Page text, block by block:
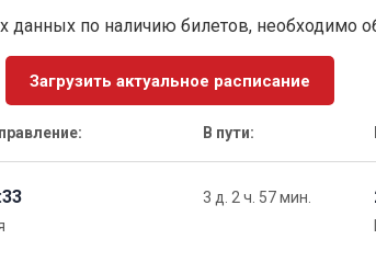
данных по наличию билетов, необходимо
Загрузить актуальное расписание
В пути:
3 д. 2 ч. 57 мин.